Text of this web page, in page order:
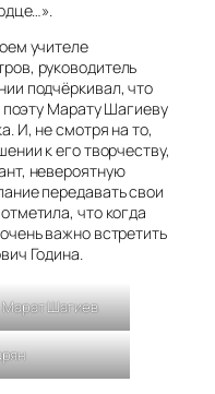
учителе
руководитель
подчёркивал, что
поэту Марату Шагиеву
И, не смотря на то,
к его творчеству,
невероятную
передавать свои
что когда
важно встретить
Година.
Марат Шагиев